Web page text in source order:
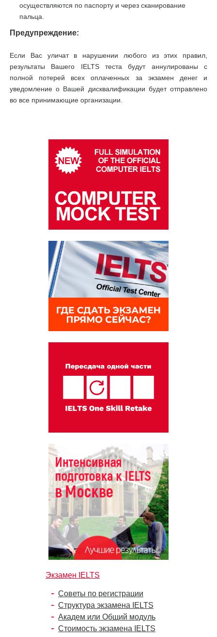
осуществляются по паспорту и через сканирование
пальца.
Предупреждение:
Если Вас уличат в нарушении любого из этих правил,
результаты Вашего IELTS теста будут аннулированы с
полной потерей всех оплаченных за экзамен денег и
уведомление о Вашей дисквалификации будет отправлено
во все принимающие организации.
Экзамен IELTS
Советы по регистрации
Структура экзамена IELTS
Академ или Общий модуль
Стоимость экзамена IELTS